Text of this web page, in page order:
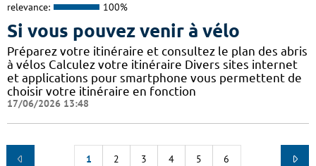
relevance: 100%
Si vous pouvez venir à vélo
Préparez votre itinéraire et consultez le plan des abris
à vélos Calculez votre itinéraire Divers sites internet
et applications pour smartphone vous permettent de
choisir votre itinéraire en fonction
17/06/2026 13:48
1 2 3 4 5 6